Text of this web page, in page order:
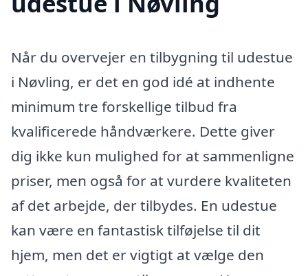
Når du overvejer en tilbygning til udestue
i Nøvling, er det en god idé at indhente
minimum tre forskellige tilbud fra
kvalificerede håndværkere. Dette giver
dig ikke kun mulighed for at sammenligne
priser, men også for at vurdere kvaliteten
af det arbejde, der tilbydes. En udestue
kan være en fantastisk tilføjelse til dit
hjem, men det er vigtigt at vælge den